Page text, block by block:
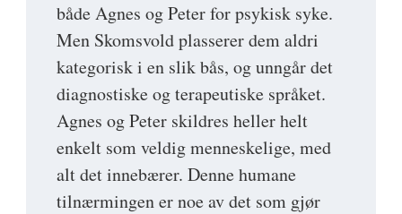
både Agnes og Peter for psykisk syke.
Men Skomsvold plasserer dem aldri
kategorisk i en slik bås, og unngår det
diagnostiske og terapeutiske språket.
Agnes og Peter skildres heller helt
enkelt som veldig menneskelige, med
alt det innebærer. Denne humane
tilnærmingen er noe av det som gjør